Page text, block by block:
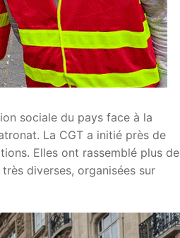
sociale du pays face à la
La CGT a initié près de
Elles ont rassemblé plus de
diverses, organisées sur